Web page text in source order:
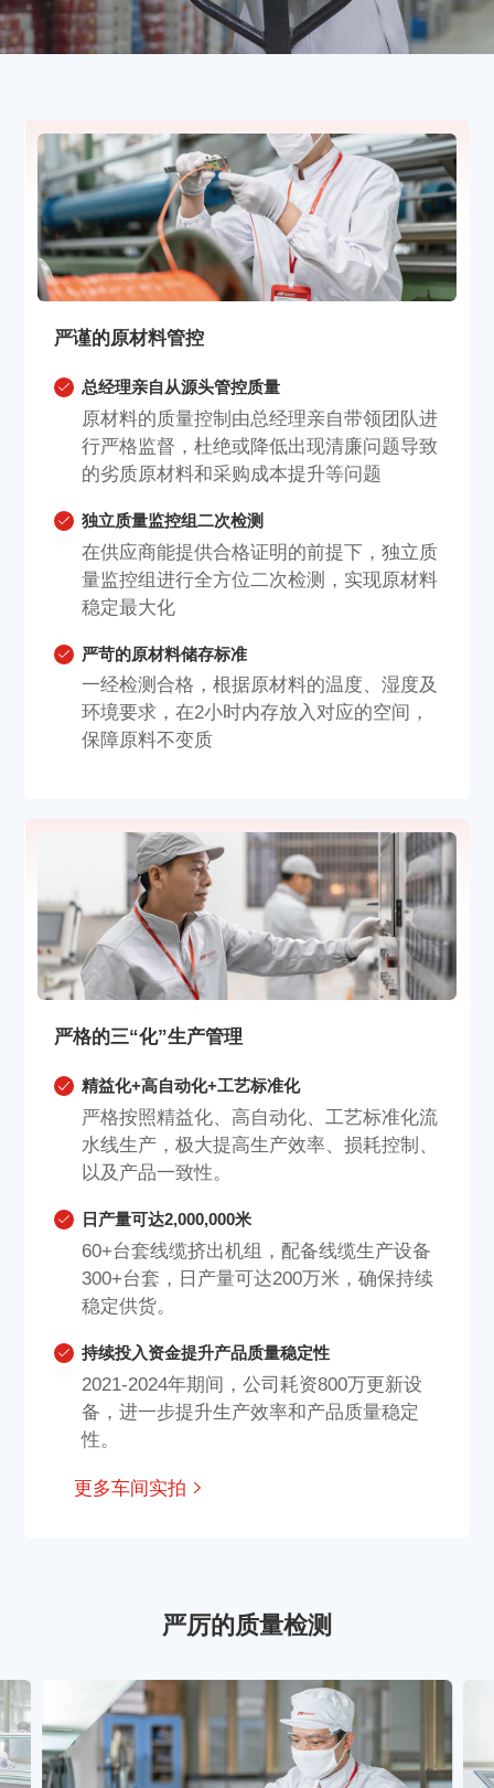
严谨的原材料管控
总经理亲自从源头管控质量
原材料的质量控制由总经理亲自带领团队进
行严格监督，杜绝或降低出现清廉问题导致
的劣质原材料和采购成本提升等问题
独立质量监控组二次检测
在供应商能提供合格证明的前提下，独立质
量监控组进行全方位二次检测，实现原材料
稳定最大化
严苛的原材料储存标准
一经检测合格，根据原材料的温度、湿度及
环境要求，在2小时内存放入对应的空间，
保障原料不变质
严格的三“化”生产管理
精益化+高自动化+工艺标准化
严格按照精益化、高自动化、工艺标准化流
水线生产，极大提高生产效率、损耗控制、
以及产品一致性。
日产量可达2,000,000米
60+台套线缆挤出机组，配备线缆生产设备
300+台套，日产量可达200万米，确保持续
稳定供货。
持续投入资金提升产品质量稳定性
2021-2024年期间，公司耗资800万更新设
备，进一步提升生产效率和产品质量稳定
性。
更多车间实拍
严厉的质量检测